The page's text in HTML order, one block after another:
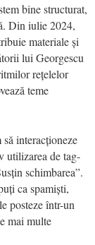
bine structurat,
Din iulie 2024,
materiale și
lui Georgescu
rețelelor
teme
interacționeze
utilizarea de tag-
schimbarea”.
ca spamiști,
posteze într-un
mai multe